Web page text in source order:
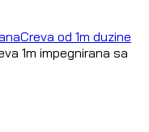
Creva od 1m duzine
1m impegnirana sa